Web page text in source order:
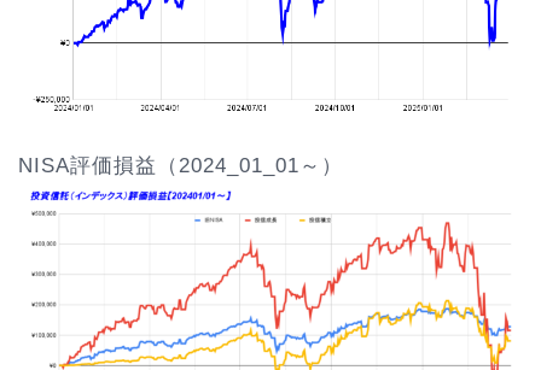
NISA評価損益（2024_01_01～）